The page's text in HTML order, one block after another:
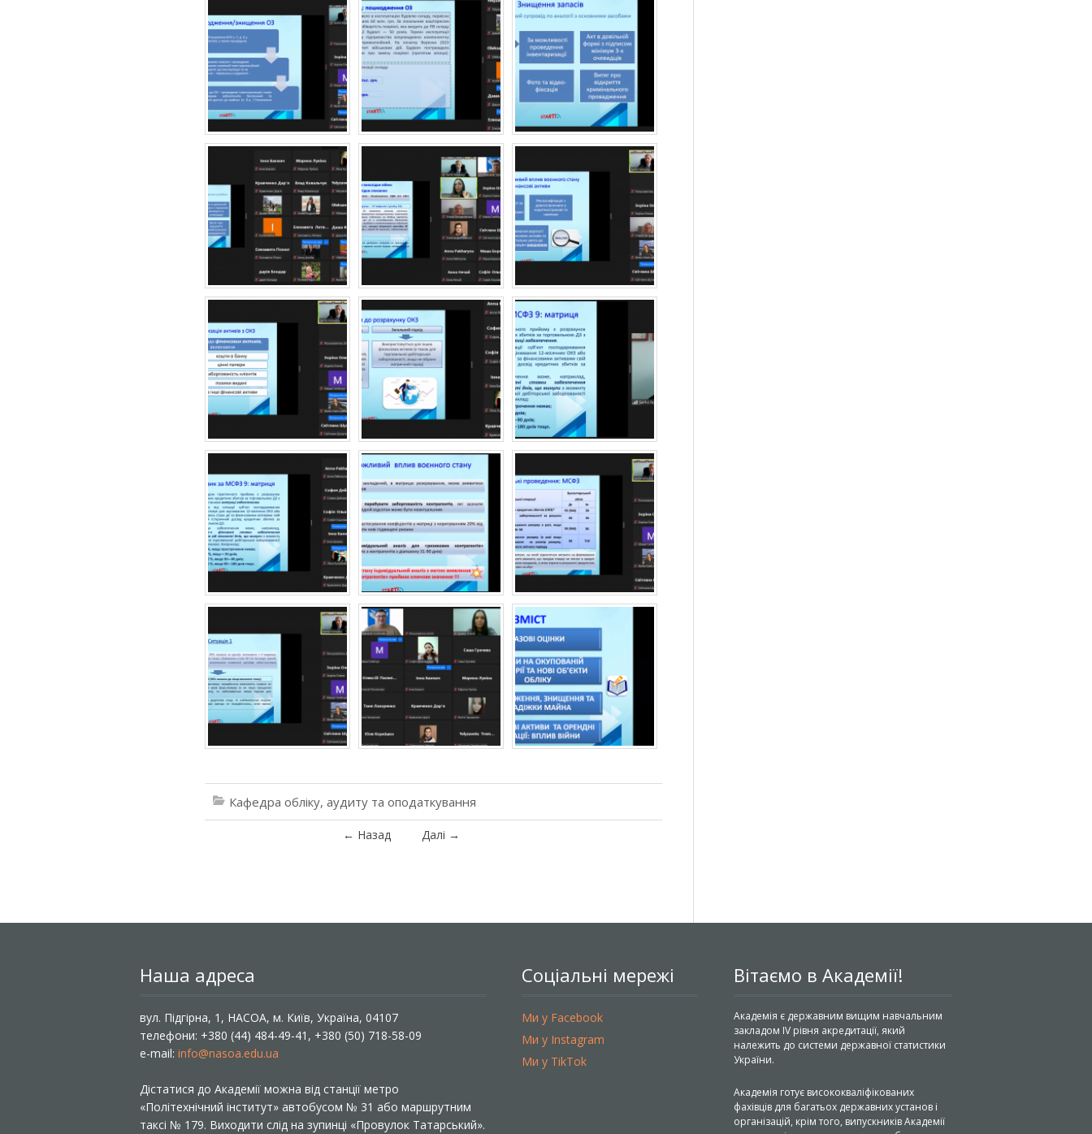
Кафедра обліку, аудиту та оподаткування
← Назад Далі →
Наша адреса
вул. Підгірна, 1, НАСОА, м. Київ, Україна, 04107
телефони: +380 (44) 484-49-41, +380 (50) 718-58-09
e-mail: info@nasoa.edu.ua
Дістатися до Академії можна від станції метро
«Політехнічний інститут» автобусом № 31 або маршрутним
таксі № 179. Виходити слід на зупинці «Провулок Татарський».
Соціальні мережі
Ми у Facebook
Ми у Instagram
Ми у TikTok
Вітаємо в Академії!
Академія є державним вищим навчальним
закладом IV рівня акредитації, який
належить до системи державної статистики
України.
Академія готує висококваліфікованих
фахівців для багатьох державних установ і
організацій, крім того, випускників Академії